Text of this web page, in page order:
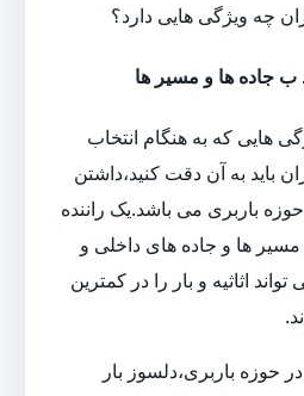
چه ویژگی هایی دارد؟
جاده ها و مسیر ها
هایی که به هنگام انتخاب
باید به آن دقت کنید،داشتن
باربری می باشد.یک راننده
مسیر ها و جاده های داخلی و
اثاثیه و بار را در کمترین
حوزه باربری،دلسوز بار